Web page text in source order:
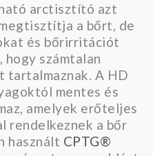
arctisztító azt
a bőrt, de
és bőrirritációt
hogy számtalan
tartalmaznak. A HD
mentes és
amelyek erőteljes
rendelkeznek a bőr
használt CPTG®